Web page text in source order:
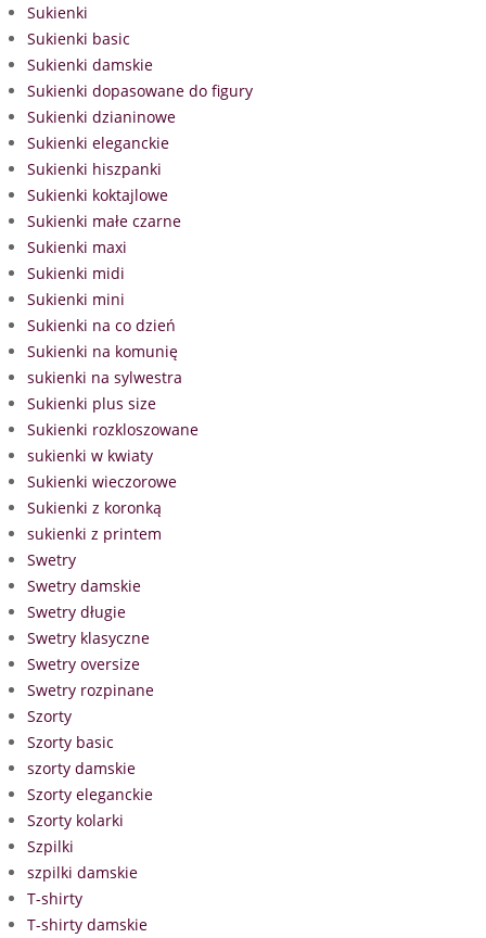
Sukienki
Sukienki basic
Sukienki damskie
Sukienki dopasowane do figury
Sukienki dzianinowe
Sukienki eleganckie
Sukienki hiszpanki
Sukienki koktajlowe
Sukienki małe czarne
Sukienki maxi
Sukienki midi
Sukienki mini
Sukienki na co dzień
Sukienki na komunię
sukienki na sylwestra
Sukienki plus size
Sukienki rozkloszowane
sukienki w kwiaty
Sukienki wieczorowe
Sukienki z koronką
sukienki z printem
Swetry
Swetry damskie
Swetry długie
Swetry klasyczne
Swetry oversize
Swetry rozpinane
Szorty
Szorty basic
szorty damskie
Szorty eleganckie
Szorty kolarki
Szpilki
szpilki damskie
T-shirty
T-shirty damskie